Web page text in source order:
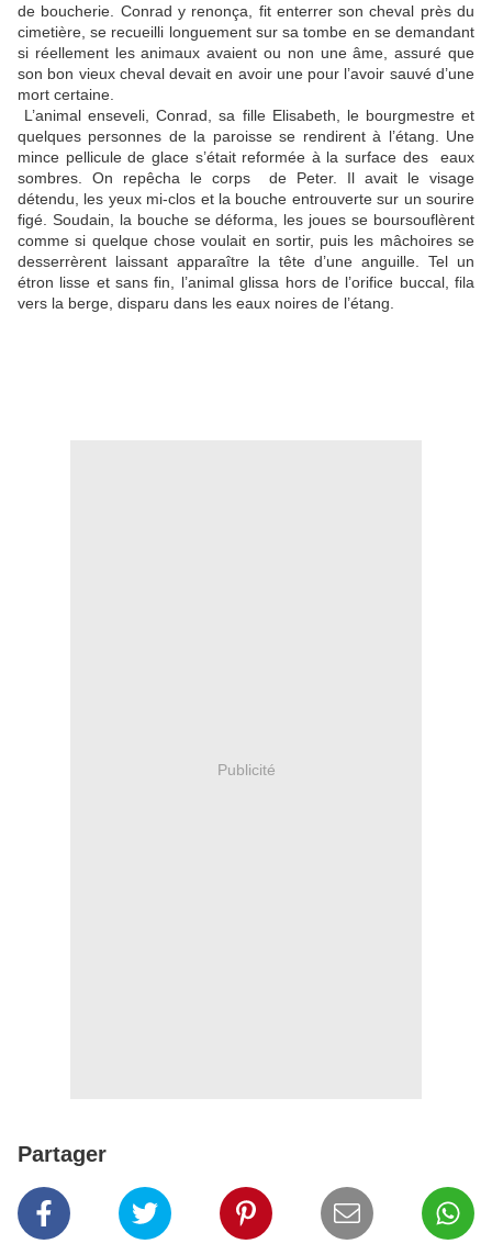
de boucherie. Conrad y renonça, fit enterrer son cheval près du
cimetière, se recueilli longuement sur sa tombe en se demandant
si réellement les animaux avaient ou non une âme, assuré que
son bon vieux cheval devait en avoir une pour l’avoir sauvé d’une
mort certaine.
L’animal enseveli, Conrad, sa fille Elisabeth, le bourgmestre et
quelques personnes de la paroisse se rendirent à l’étang. Une
mince pellicule de glace s’était reformée à la surface des eaux
sombres. On repêcha le corps de Peter. Il avait le visage
détendu, les yeux mi-clos et la bouche entrouverte sur un sourire
figé. Soudain, la bouche se déforma, les joues se boursouflèrent
comme si quelque chose voulait en sortir, puis les mâchoires se
desserrèrent laissant apparaître la tête d’une anguille. Tel un
étron lisse et sans fin, l’animal glissa hors de l’orifice buccal, fila
vers la berge, disparu dans les eaux noires de l’étang.
Publicité
Partager